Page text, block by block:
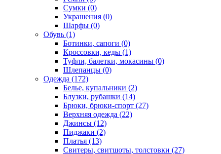
Сумки (0)
Украшения (0)
Шарфы (0)
Обувь (1)
Ботинки, сапоги (0)
Кроссовки, кеды (1)
Туфли, балетки, мокасины (0)
Шлепанцы (0)
Одежда (172)
Белье, купальники (2)
Блузки, рубашки (14)
Брюки, брюки-спорт (27)
Верхняя одежда (22)
Джинсы (12)
Пиджаки (2)
Платья (13)
Свитеры, свитшоты, толстовки (27)